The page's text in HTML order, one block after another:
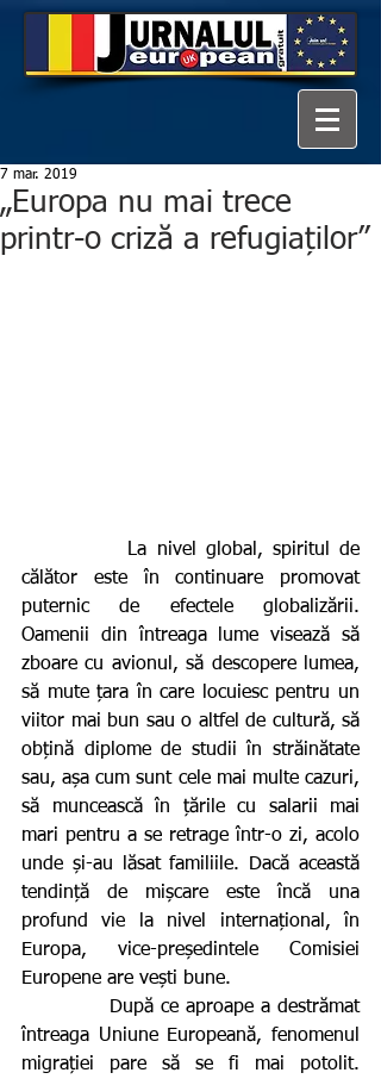
„Europa nu mai trece
printr-o criză a refugiaților”
7 mar. 2019
călător este în continuare promovat
puternic de efectele globalizării.
Oamenii din întreaga lume visează să
zboare cu avionul, să descopere lumea,
să mute țara în care locuiesc pentru un
viitor mai bun sau o altfel de cultură, să
obțină diplome de studii în străinătate
sau, așa cum sunt cele mai multe cazuri,
să muncească în țările cu salarii mai
mari pentru a se retrage într-o zi, acolo
unde și-au lăsat familiile. Dacă această
tendință de mișcare este încă una
profund vie la nivel internațional, în
Europa, vice-președintele Comisiei
Europene are vești bune.
întreaga Uniune Europeană, fenomenul
migrației pare să se fi mai potolit.